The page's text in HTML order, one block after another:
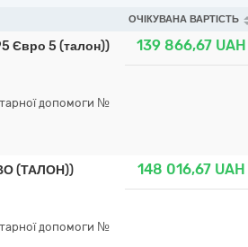
ОЧІКУВАНА ВАРТІСТЬ
Євро 5 (талон))
допомоги №
139 866,67 UAH
(ТАЛОН))
допомоги №
148 016,67 UAH